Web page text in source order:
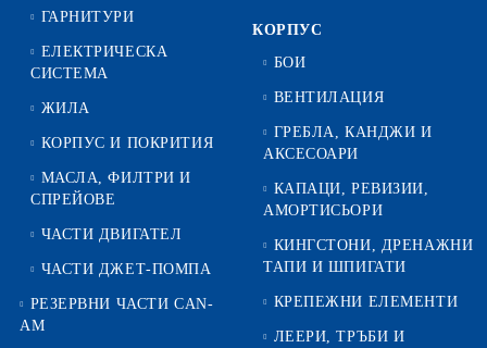
ГАРНИТУРИ
ЕЛЕКТРИЧЕСКА
СИСТЕМА
ЖИЛА
КОРПУС И ПОКРИТИЯ
МАСЛА, ФИЛТРИ И
СПРЕЙОВЕ
ЧАСТИ ДВИГАТЕЛ
ЧАСТИ ДЖЕТ-ПОМПА
РЕЗЕРВНИ ЧАСТИ CAN-
AM
КОРПУС
БОИ
ВЕНТИЛАЦИЯ
ГРЕБЛА, КАНДЖИ И
АКСЕСОАРИ
КАПАЦИ, РЕВИЗИИ,
АМОРТИСЬОРИ
КИНГСТОНИ, ДРЕНАЖНИ
ТАПИ И ШПИГАТИ
КРЕПЕЖНИ ЕЛЕМЕНТИ
ЛЕЕРИ, ТРЪБИ И